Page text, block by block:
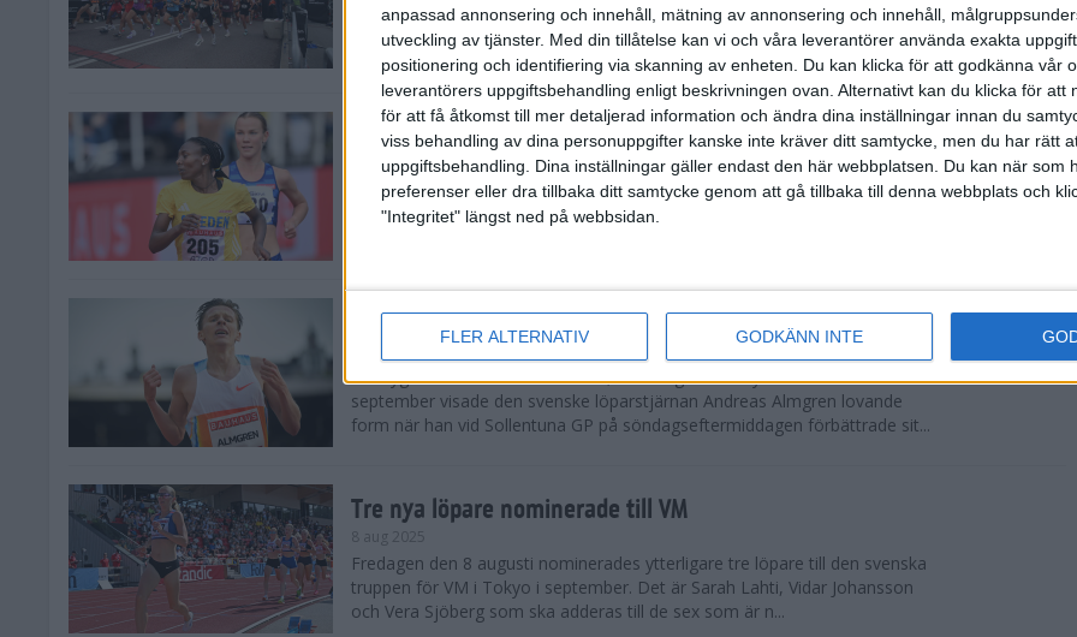
anpassad annonsering och innehåll, mätning av annonsering och innehåll,
utveckling av tjänster. Med din tillåtelse kan vi och våra leverantörer använda exakta
positionering och identifiering via skanning av enheten. Du kan klicka för att godkänna vår
leverantörers uppgiftsbehandling enligt beskrivningen ovan. Alternativt kan du klicka för att
för att få åtkomst till mer detaljerad information och ändra dina inställningar innan du
viss behandling av dina personuppgifter kanske inte kräver ditt samtycke, men du har rätt
uppgiftsbehandling. Dina inställningar gäller endast den här webbplatsen. Du kan när som
preferenser eller dra tillbaka ditt samtycke genom att gå tillbaka till denna webbplats och
"Integritet" längst ned på webbsidan.
FLER ALTERNATIV GODKÄNN INTE
Ett slutsålt och rekordstort adidas Stockholm Halvmaraton avgjordes i
nästintill perfekt löparväder. 18 grader, mulet och väldigt lite vind. Totalt
var 19,866 löpare anmälda, varav 15,807 kom till sta...
Löparna viktiga när Sverige vann Finnkampen
26 aug 2025
Den hundrade upplagan av Finnkampen, världens äldsta och största
landskamp i friidrott, avgjordes inför fullsatta läktare på Stockholms
Svenskt rekord när Almgren testade VM-formen
En dryg månad före friidrotts-VM, som avgörs i Tokyo den 13-21
september visade den svenske löparstjärnan Andreas Almgren lovande
form när han vid Sollentuna GP på söndagseftermiddagen förbättrade sit...
Tre nya löpare nominerade till VM
8 aug 2025
Fredagen den 8 augusti nominerades ytterligare tre löpare till den svenska
truppen för VM i Tokyo i september. Det är Sarah Lahti, Vidar Johansson
och Vera Sjöberg som ska adderas till de sex som är n...